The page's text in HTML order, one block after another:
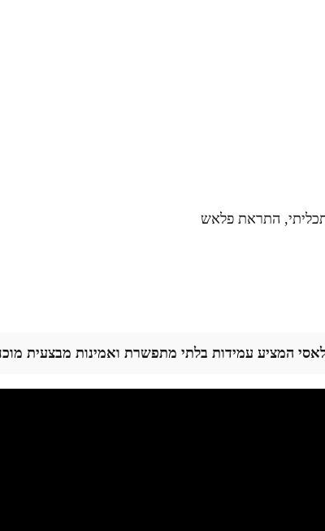
המציע עמידות בלתי מתפשרת ואמינות מבצעית